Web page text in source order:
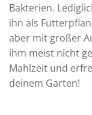
Bakterien.
ihn als
aber mit großer
ihm meist nicht
Mahlzeit und
deinem Garten!